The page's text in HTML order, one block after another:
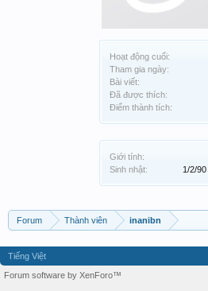
Hoạt động cuối:
Tham gia ngày:
Bài viết:
Đã được thích:
Điểm thành tích:
Giới tính:
Sinh nhật:
1/2/90
Forum Thành viên inanibn
Tiếng Việt
Forum software by XenForo™